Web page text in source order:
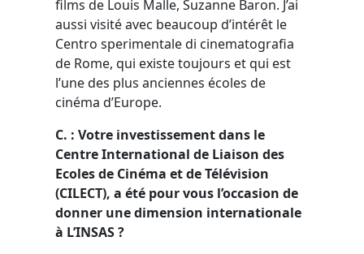
films de Louis Malle, Suzanne Baron. J’ai
aussi visité avec beaucoup d’intérêt le
Centro sperimentale di cinematografia
de Rome, qui existe toujours et qui est
l’une des plus anciennes écoles de
cinéma d’Europe.
C. : Votre investissement dans le
Centre International de Liaison des
Ecoles de Cinéma et de Télévision
(CILECT), a été pour vous l’occasion de
donner une dimension internationale
à L’INSAS ?